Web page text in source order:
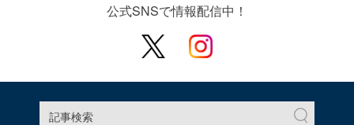
公式SNSで情報配信中！
記事検索